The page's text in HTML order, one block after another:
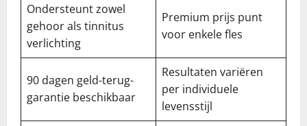
Ondersteunt zowel
gehoor als tinnitus
verlichting
Premium prijs punt
voor enkele fles
90 dagen geld-terug-
garantie beschikbaar
Resultaten variëren
per individuele
levensstijl